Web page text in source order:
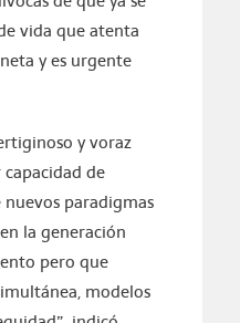
vida que atenta
y es urgente
y voraz
de
paradigmas
la generación
pero que
modelos